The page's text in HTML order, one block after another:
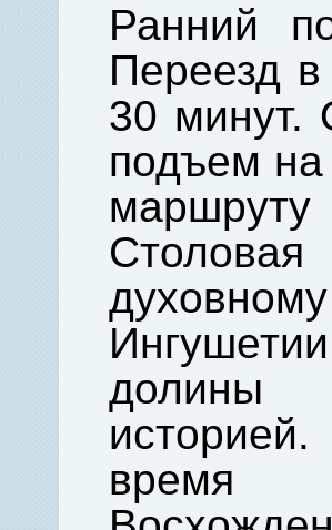
Ранний
Переезд
30 минут.
подъем
долины
время